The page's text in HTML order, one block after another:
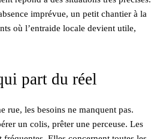
imprévue, un petit chantier à la
où l’entraide locale devient utile,
part du réel
rue, les besoins ne manquent pas.
un colis, prêter une perceuse. Les